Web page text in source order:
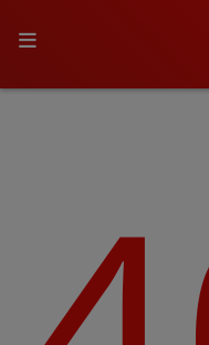
GRILLE DES PROGRAMMES